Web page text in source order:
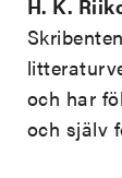
H. K.
och har
och själv